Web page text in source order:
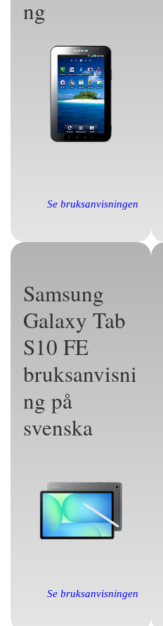
ng
Se bruksanvisningen
Samsung
Galaxy Tab
S10 FE
bruksanvisni
ng på
svenska
Se bruksanvisningen